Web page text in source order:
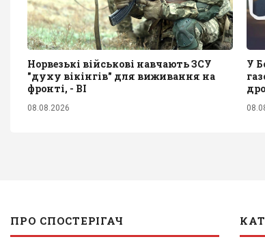
Норвезькі військові навчають ЗСУ
"духу вікінгів" для виживання на
фронті, - BI
08.08.2026
У
ПРО СПОСТЕРІГАЧ